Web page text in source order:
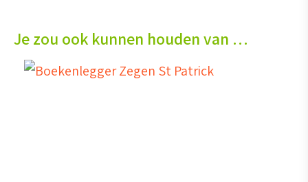
Je zou ook kunnen houden van …